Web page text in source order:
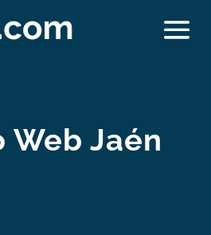
Web Jaén